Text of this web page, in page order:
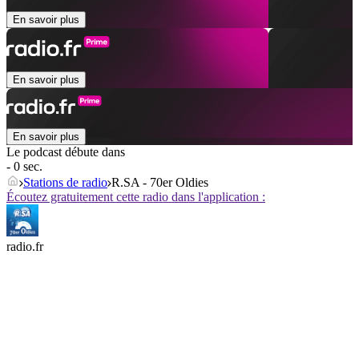
En savoir plus
En savoir plus
En savoir plus
Le podcast débute dans
- 0 sec.
Stations de radio R.SA - 70er Oldies
Écoutez gratuitement cette radio dans l'application :
radio.fr